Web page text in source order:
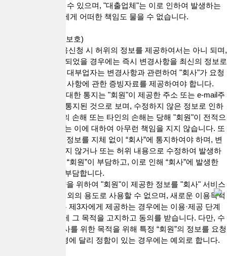
필요한 조치를 취할 수 있으며, "대출업체"는 이로 인하여 발생하는
손해에 대해 "회사"에게 어떠한 책임도 물을 수 없습니다.
제9조(정보의 변경, 보호)
1. "대출업체"는 이용신청 시 허위의 정보를 제공하여서는 아니 되며,
기재한 사항이 변경되었을 경우에는 즉시 변경사항을 최신의 정보로
수정하여야 합니다. 대부업자는 변경사항과 관련하여 "회사"가 요청
하는 경우 즉시 변경사항에 관한 증빙자료를 제공하여야 합니다.
2."회사"의 "회원"에 대한 통지는 "회원"이 제공한 주소 또는 e-mail주
소에 도달함으로써 통지된 것으로 보며, 수정하지 않은 정보로 인하
여 발생하는 "회원"의 손해 또는 타인의 손해는 당해 "회원"이 전적으
로 부담하며, "회사"는 이에 대하여 아무런 책임을 지지 않습니다. 또
한, "회원"은 변경된 정보를 지체 없이 “회사”에 통지하여야 하며, 변
경된 정보를 수정하지 않거나 또는 허위 내용으로 수정하여 발생하
는 손해는 전적으로 “회원”이 부담하고, 이로 인해 “회사”에 발생한
손해 역시 “회원”이 부담합니다.
3."회사"는 이용계약을 위하여 "회원"이 제공한 정보를 "회사" 서비스
운영을 위한 목적 이외의 용도로 사용할 수 없으며, 새로운 이용목적
이 발생한 경우 또는 제3자에게 제공하는 경우에는 이용·제공 단계
에서 당해 "회원"에게 그 목적을 고지하고 동의를 받습니다. 다만, 수
사기관에서 범죄수사를 위한 목적을 위해 특정 “회원”의 정보를 요청
한 경우 및 관련 법령에 달리 정함이 있는 경우에는 예외로 합니다.